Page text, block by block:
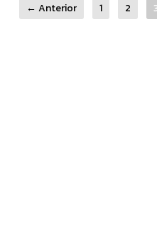
← Anterior 1 2